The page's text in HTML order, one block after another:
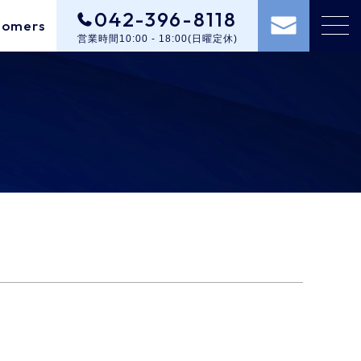
042-396-8118
営業時間10:00 - 18:00(日曜定休)